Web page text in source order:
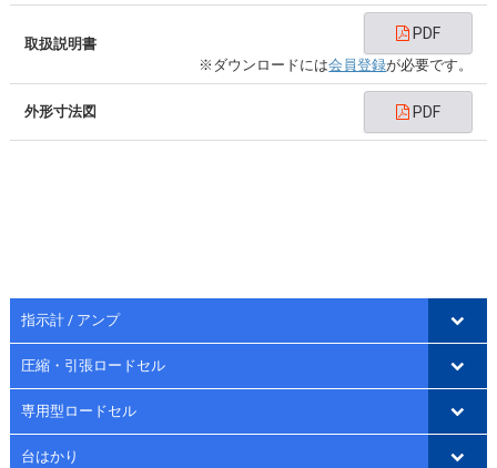
取扱説明書
PDF
※ダウンロードには会員登録が必要です。
外形寸法図 PDF
指示計 / アンプ
圧縮・引張ロードセル
専用型ロードセル
台はかり